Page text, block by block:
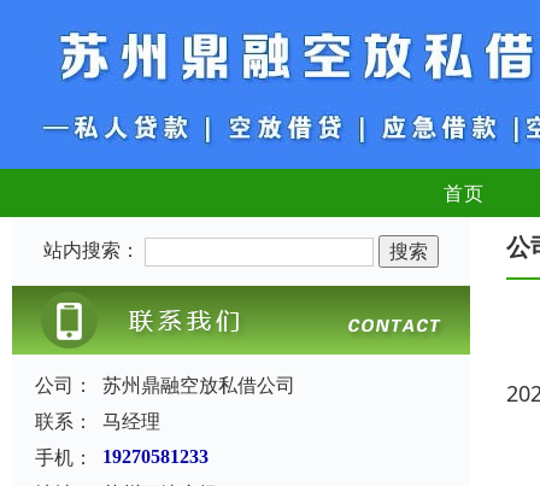
首页
站内搜索：
公司：
苏州鼎融空放私借公司
联系：
马经理
手机：
19270581233
公